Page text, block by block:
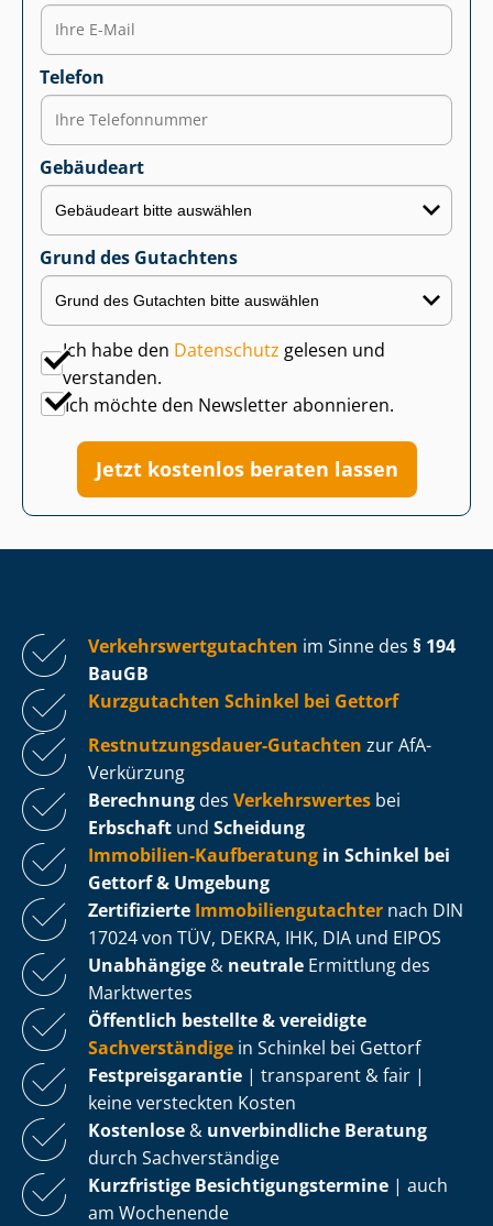
Telefon
Gebäudeart
Grund des Gutachtens
Ich habe den Datenschutz gelesen und
verstanden.
Ich möchte den Newsletter abonnieren.
Jetzt kostenlos beraten lassen
Ver­kehrs­wert­gut­ach­ten im Sinne des § 194
BauGB
Kurzgutachten Schinkel bei Gettorf
Rest­nut­zungs­dau­er-Gutachten zur AfA-
Verkürzung
Berechnung des Verkehrswertes bei
Erbschaft und Scheidung
Immobilien-Kaufberatung in Schinkel bei
Gettorf & Umgebung
Zertifizierte Im­mo­bi­li­en­gut­ach­ter nach DIN
17024 von TÜV, DEKRA, IHK, DIA und EIPOS
Unabhängige & neutrale Ermittlung des
Marktwertes
Öffentlich bestellte & vereidigte
Sachverständige in Schinkel bei Gettorf
Fest­preis­ga­ran­tie | transparent & fair |
keine versteckten Kosten
Kostenlose & unverbindliche Beratung
durch Sachverständige
Kurzfristige Be­sich­ti­gungs­ter­mi­ne | auch
am Wochenende